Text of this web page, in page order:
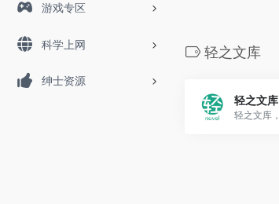
游戏专区
科学上网
绅士资源
轻之文库
轻之文库